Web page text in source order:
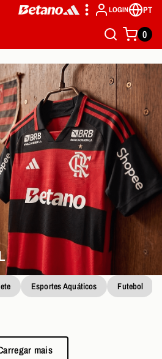
LOGIN PT
0
Esportes Aquáticos Futebol
mais